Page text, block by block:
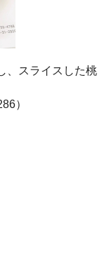
、スライスした桃
）